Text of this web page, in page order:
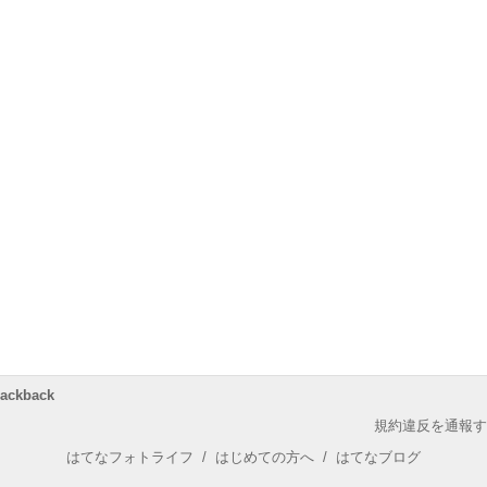
規約違反を通報
はてなフォトライフ / はじめての方へ / はてなブログ